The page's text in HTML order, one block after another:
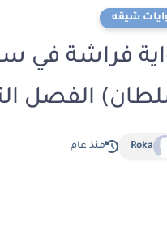
شيقه
فراشة في
الفصل التاسع 9 بقلم
Roka منذ عام